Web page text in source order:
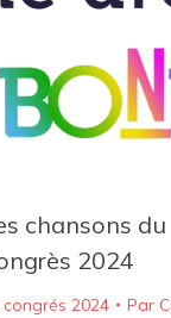
chansons
2024
congrés 2024 Par